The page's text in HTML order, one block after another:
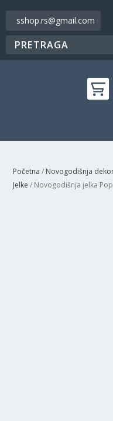
sshop.rs@gmail.com
Početna / Novogodišnja
Jelke / Novogodišnja jelka